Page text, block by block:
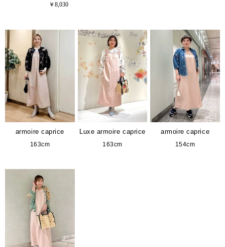
￥8,030
armoire caprice
163cm
Luxe armoire caprice
163cm
armoire caprice
154cm